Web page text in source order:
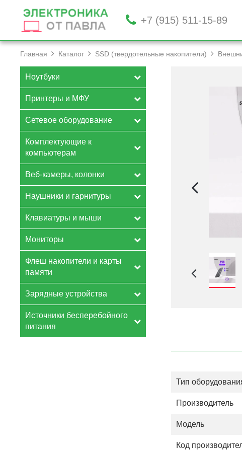
+7 (915) 511-15-89
Главная Каталог SSD (твердотельные накопители)
Ноутбуки
Принтеры и МФУ
Сетевое оборудование
Комплектующие к
компьютерам
Веб-камеры, колонки
Наушники и гарнитуры
Клавиатуры и мыши
Мониторы
Флеш накопители и карты
памяти
Зарядные устройства
Источники бесперебойного
питания
Тип
Производитель
Модель
Код